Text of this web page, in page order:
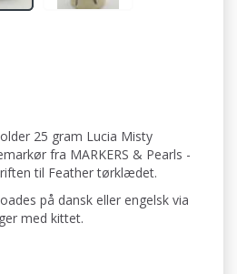
25 gram Lucia Misty
fra MARKERS & Pearls -
til Feather tørklædet.
på dansk eller engelsk via
med kittet.